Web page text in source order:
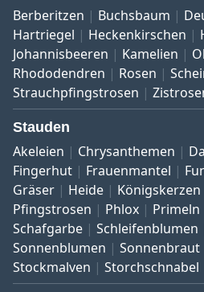
Berberitzen Buchsbaum
Hartriegel
Heckenkirschen
Johannisbeeren
Kamelien
Rhododendren
Rosen
Strauchpfingstrosen
Stauden
Akeleien Chrysanthemen
Fingerhut
Frauenmantel
Gräser
Heide Königskerzen
Pfingstrosen
Phlox Primeln
Schafgarbe
Schleifenblumen
Sonnenblumen
Sonnenbraut
Stockmalven
Storchschnabel